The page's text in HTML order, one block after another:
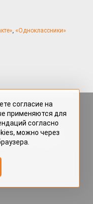
, «Одноклассники»
на портале
авторами
права. Полное или
на портале
согласия редакции
согласие на
применяются для
согласно
можно через